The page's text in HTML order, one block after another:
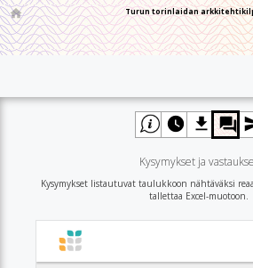
Turun torinlaidan
Kysymykset ja
Kysymykset listautuvat taulukkoon nähtäväksi
tallettaa Excel-muotoon.